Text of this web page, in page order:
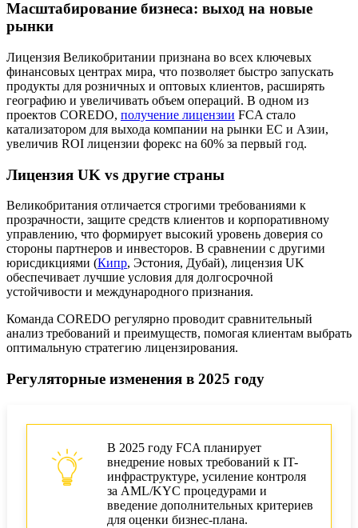
Масштабирование бизнеса: выход на новые
рынки
Лицензия Великобритании признана во всех ключевых
финансовых центрах мира, что позволяет быстро запускать
продукты для розничных и оптовых клиентов, расширять
географию и увеличивать объем операций. В одном из
проектов COREDO, получение лицензии FCA стало
катализатором для выхода компании на рынки ЕС и Азии,
увеличив ROI лицензии форекс на 60% за первый год.
Лицензия UK vs другие страны
Великобритания отличается строгими требованиями к
прозрачности, защите средств клиентов и корпоративному
управлению, что формирует высокий уровень доверия со
стороны партнеров и инвесторов. В сравнении с другими
юрисдикциями (Кипр, Эстония, Дубай), лицензия UK
обеспечивает лучшие условия для долгосрочной
устойчивости и международного признания.
Команда COREDO регулярно проводит сравнительный
анализ требований и преимуществ, помогая клиентам выбрать
оптимальную стратегию лицензирования.
Регуляторные изменения в 2025 году
В 2025 году FCA планирует
внедрение новых требований к IT-
инфраструктуре, усиление контроля
за AML/KYC процедурами и
введение дополнительных критериев
для оценки бизнес-плана.